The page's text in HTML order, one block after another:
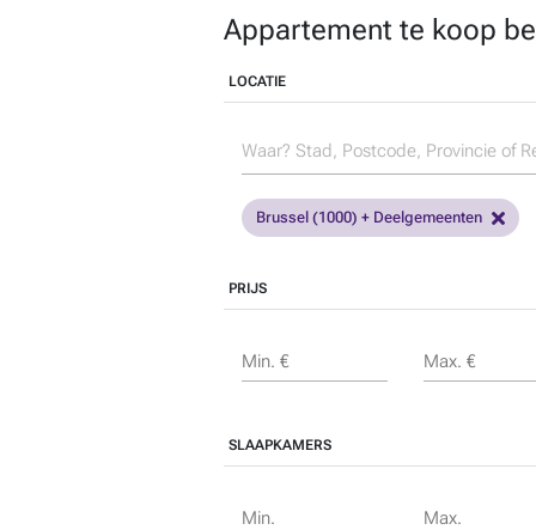
Appartement te koop
LOCATIE
Brussel (1000) + Deelgemeenten
PRIJS
Min. € Max. €
SLAAPKAMERS
Min. Max.